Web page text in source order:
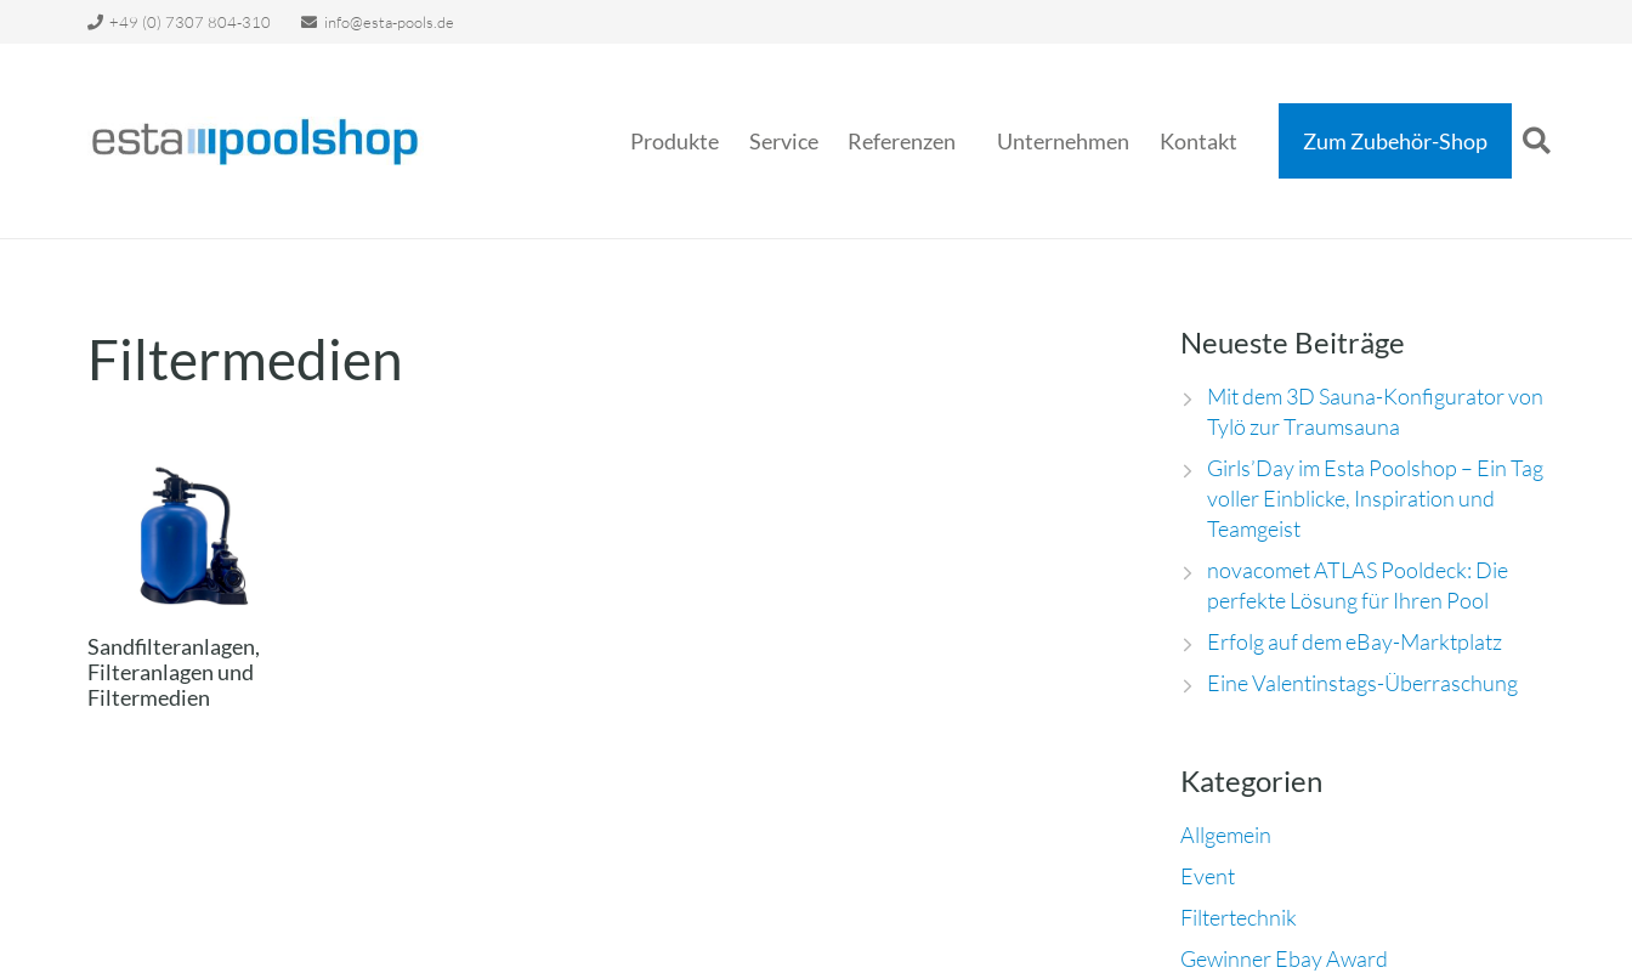
+49 (0) 7307 804-310 info@esta-pools.de
Produkte Service Referenzen Unternehmen Kontakt Zum Zubehör-Shop
Filtermedien
Sandfilteranlagen,
Filteranlagen und
Filtermedien
Neueste Beiträge
Mit dem 3D Sauna-Konfigurator von
Tylö zur Traumsauna
Girls’Day im Esta Poolshop – Ein Tag
voller Einblicke, Inspiration und
Teamgeist
novacomet ATLAS Pooldeck: Die
perfekte Lösung für Ihren Pool
Erfolg auf dem eBay-Marktplatz
Eine Valentinstags-Überraschung
Kategorien
Allgemein
Event
Filtertechnik
Gewinner Ebay Award